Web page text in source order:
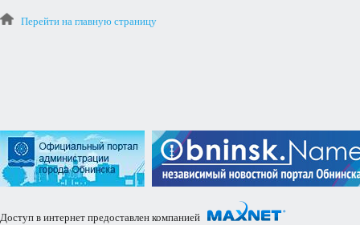
Перейти на главную страницу
Доступ в интернет предоставлен компанией